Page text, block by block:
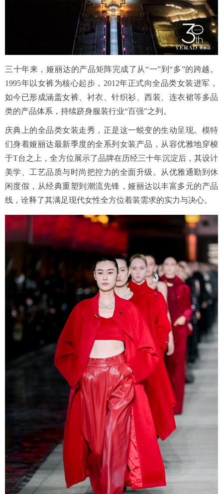
三十年来，娅丽达的产品矩阵完成了从“一”到“多”的跨越。
1995年以女裤为核心起步，2012年正式向全品类女装进军，
如今已形成涵盖女裤、衬衣、针织衫、西装、连衣裙等多品
类的产品体系，持续跻身服装行业“百强”之列。
庆典上的全品类女装走秀，正是这一蜕变的生动呈现。模特
们身着娅丽达最新季度的全系列女装产品，从容优雅地穿梭
于T台之上，全方位展示了品牌在历经三十年沉淀后，其设计
美学、工艺品质与时尚把控力的全面升级。从优雅通勤到休
闲度假，从经典重塑到潮流先锋，娅丽达以丰富多元的产品
线，诠释了其满足现代女性全方位着装需求的实力与决心。